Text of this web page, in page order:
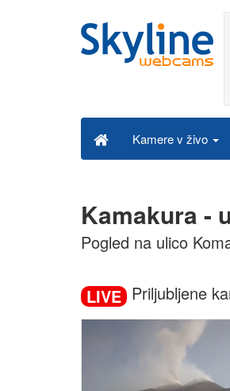
Kamere v živo
Kamakura -
Pogled na ulico
LIVE Priljubljene